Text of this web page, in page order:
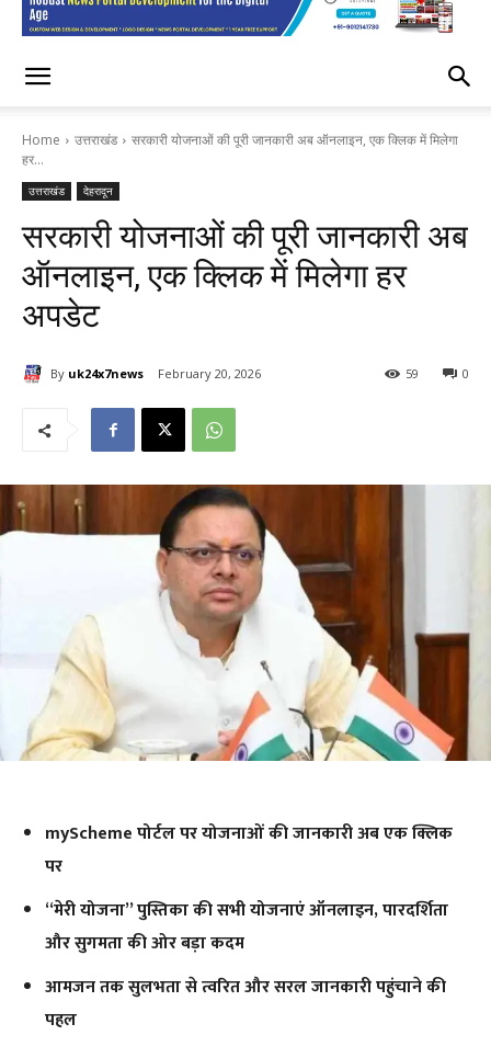
Home उत्तराखंड
सरकारी योजनाओं की पूरी जानकारी अब ऑनलाइन, एक क्लिक में मिलेगा
हर...
उत्तराखंड देहरादून
सरकारी योजनाओं की पूरी जानकारी अब
ऑनलाइन, एक क्लिक में मिलेगा हर
अपडेट
By uk24x7news February 20, 2026 0
59
myScheme पोर्टल पर योजनाओं की जानकारी अब एक क्लिक
पर
“मेरी योजना” पुस्तिका की सभी योजनाएं ऑनलाइन, पारदर्शिता
और सुगमता की ओर बड़ा कदम
आमजन तक सुलभता से त्वरित और सरल जानकारी पहुंचाने की
पहल